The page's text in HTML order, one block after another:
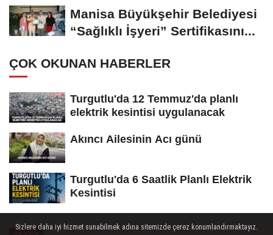
Manisa Büyükşehir Belediyesi
“Sağlıklı İşyeri” Sertifikasını...
ÇOK OKUNAN HABERLER
Turgutlu'da 12 Temmuz'da planlı
elektrik kesintisi uygulanacak
Akıncı Ailesinin Acı günü
Turgutlu'da 6 Saatlik Planlı Elektrik
Kesintisi
Sizlere daha iyi hizmet sunabilmek adına sitemizde çerez konumlandırmaktayız.